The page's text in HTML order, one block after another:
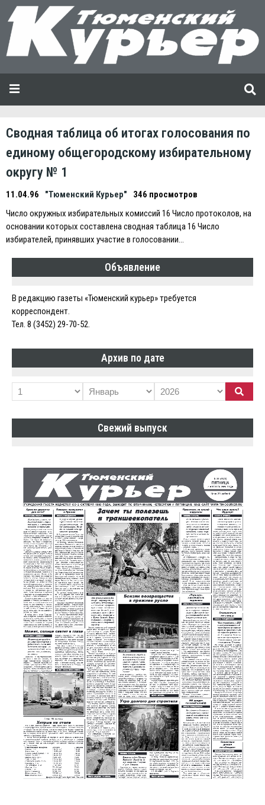
Сводная таблица об итогах голосования по
единому общегородскому избирательному
округу № 1
11.04.96 "Тюменский Курьер"
346 просмотров
Число окружных избирательных комиссий 16 Число протоколов, на
основании которых составлена сводная таблица 16 Число
избирателей, принявших участие в голосовании…
Объявление
В редакцию газеты «Тюменский курьер» требуется
корреспондент.
Тел. 8 (3452) 29-70-52.
Архив по дате
Свежий выпуск